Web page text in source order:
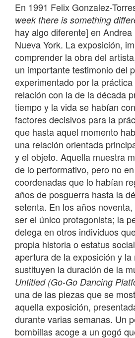
En 1991 Felix Gonzalez-
week there is something
hay algo diferente] en
Nueva York. La exposición,
comprender la obra del
un importante testimonio del
experimentado por la
relación con la de la década
tiempo y la vida se habían
factores decisivos para la
que hasta aquel momento
una relación orientada
y el objeto. Aquella muestra
de lo performativo, pero no
coordenadas que lo habían
años de posguerra hasta la
setenta. En los años
ser el único protagonista; la
delega en otros individuos
propia historia o estatus
apertura de la exposición y
sustituyen la duración de la
Untitled (Go-Go Dancing
una de las piezas que se
aquella exposición,
durante varias semanas. Un
bombillas acoge a un gogó